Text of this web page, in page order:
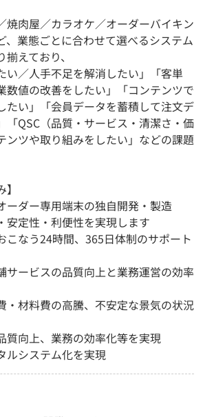
焼肉屋／カラオケ／オーダーバイキン
、業態ごとに合わせて選べるシステム
えており、
い／人手不足を解消したい」「客単
数値の改善をしたい」「コンテンツで
たい」「会員データを蓄積して注文デ
「QSC（品質・サービス・清潔さ・価
ンツや取り組みをしたい」などの課題
ダー専用端末の独自開発・製造
定性・利便性を実現します
なう24時間、365日体制のサポート
ービスの品質向上と業務運営の効率
材料費の高騰、不安定な景気の状況
向上、業務の効率化等を実現
システム化を実現